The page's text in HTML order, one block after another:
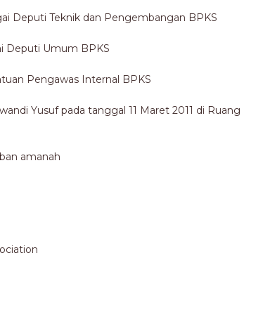
Deputi Teknik dan Pengembangan BPKS
Deputi Umum BPKS
Pengawas Internal BPKS
Yusuf pada tanggal 11 Maret 2011 di Ruang
amanah